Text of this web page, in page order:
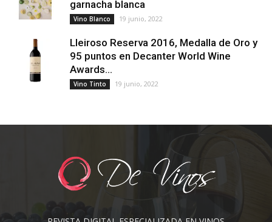
garnacha blanca
Vino Blanco 19 junio, 2022
Lleiroso Reserva 2016, Medalla de Oro y
95 puntos en Decanter World Wine
Awards...
Vino Tinto 19 junio, 2022